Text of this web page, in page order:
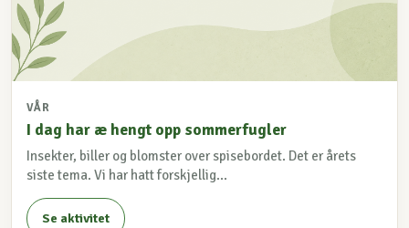
VÅR
I dag har æ hengt opp sommerfugler
Insekter, biller og blomster over spisebordet. Det er årets
siste tema. Vi har hatt forskjellig...
Se aktivitet